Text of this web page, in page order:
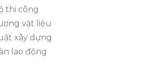
thi công
vật liệu
xây dựng
lao động